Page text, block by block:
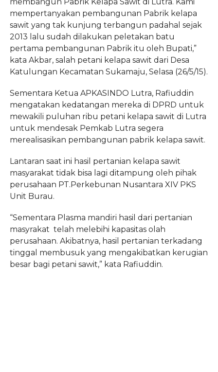
membangun Pabrik Kelapa Sawit di Lutra. Kami
mempertanyakan pembangunan Pabrik kelapa
sawit yang tak kunjung terbangun padahal sejak
2013 lalu sudah dilakukan peletakan batu
pertama pembangunan Pabrik itu oleh Bupati,”
kata Akbar, salah petani kelapa sawit dari Desa
Katulungan Kecamatan Sukamaju, Selasa (26/5/15).
Sementara Ketua APKASINDO Lutra, Rafiuddin
mengatakan kedatangan mereka di DPRD untuk
mewakili puluhan ribu petani kelapa sawit di Lutra
untuk mendesak Pemkab Lutra segera
merealisasikan pembangunan pabrik kelapa sawit.
Lantaran saat ini hasil pertanian kelapa sawit
masyarakat tidak bisa lagi ditampung oleh pihak
perusahaan PT.Perkebunan Nusantara XIV PKS
Unit Burau.
“Sementara Plasma mandiri hasil dari pertanian
masyrakat telah melebihi kapasitas olah
perusahaan. Akibatnya, hasil pertanian terkadang
tinggal membusuk yang mengakibatkan kerugian
besar bagi petani sawit,” kata Rafiuddin.